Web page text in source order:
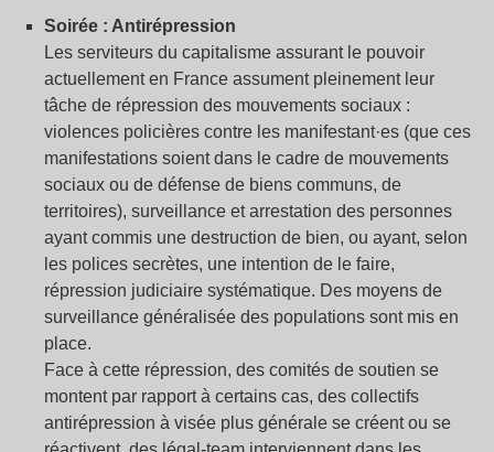
Soirée : Antirépression
Les serviteurs du capitalisme assurant le pouvoir
actuellement en France assument pleinement leur
tâche de répression des mouvements sociaux :
violences policières contre les manifestant·es (que ces
manifestations soient dans le cadre de mouvements
sociaux ou de défense de biens communs, de
territoires), surveillance et arrestation des personnes
ayant commis une destruction de bien, ou ayant, selon
les polices secrètes, une intention de le faire,
répression judiciaire systématique. Des moyens de
surveillance généralisée des populations sont mis en
place.
Face à cette répression, des comités de soutien se
montent par rapport à certains cas, des collectifs
antirépression à visée plus générale se créent ou se